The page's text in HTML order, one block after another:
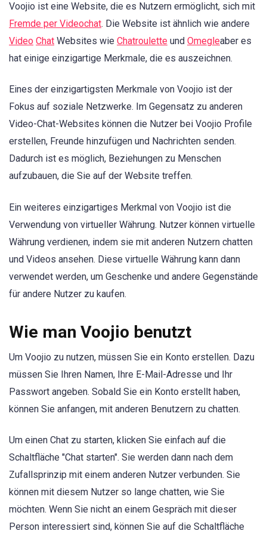
Voojio ist eine Website, die es Nutzern ermöglicht, sich mit
Fremde per Videochat. Die Website ist ähnlich wie andere
Video Chat Websites wie Chatroulette und Omegleaber es
hat einige einzigartige Merkmale, die es auszeichnen.
Eines der einzigartigsten Merkmale von Voojio ist der
Fokus auf soziale Netzwerke. Im Gegensatz zu anderen
Video-Chat-Websites können die Nutzer bei Voojio Profile
erstellen, Freunde hinzufügen und Nachrichten senden.
Dadurch ist es möglich, Beziehungen zu Menschen
aufzubauen, die Sie auf der Website treffen.
Ein weiteres einzigartiges Merkmal von Voojio ist die
Verwendung von virtueller Währung. Nutzer können virtuelle
Währung verdienen, indem sie mit anderen Nutzern chatten
und Videos ansehen. Diese virtuelle Währung kann dann
verwendet werden, um Geschenke und andere Gegenstände
für andere Nutzer zu kaufen.
Wie man Voojio benutzt
Um Voojio zu nutzen, müssen Sie ein Konto erstellen. Dazu
müssen Sie Ihren Namen, Ihre E-Mail-Adresse und Ihr
Passwort angeben. Sobald Sie ein Konto erstellt haben,
können Sie anfangen, mit anderen Benutzern zu chatten.
Um einen Chat zu starten, klicken Sie einfach auf die
Schaltfläche "Chat starten". Sie werden dann nach dem
Zufallsprinzip mit einem anderen Nutzer verbunden. Sie
können mit diesem Nutzer so lange chatten, wie Sie
möchten. Wenn Sie nicht an einem Gespräch mit dieser
Person interessiert sind, können Sie auf die Schaltfläche